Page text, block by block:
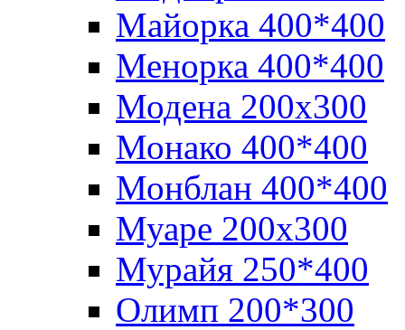
Майорка 400*400
Менорка 400*400
Модена 200х300
Монако 400*400
Монблан 400*400
Муаре 200х300
Мурайя 250*400
Олимп 200*300